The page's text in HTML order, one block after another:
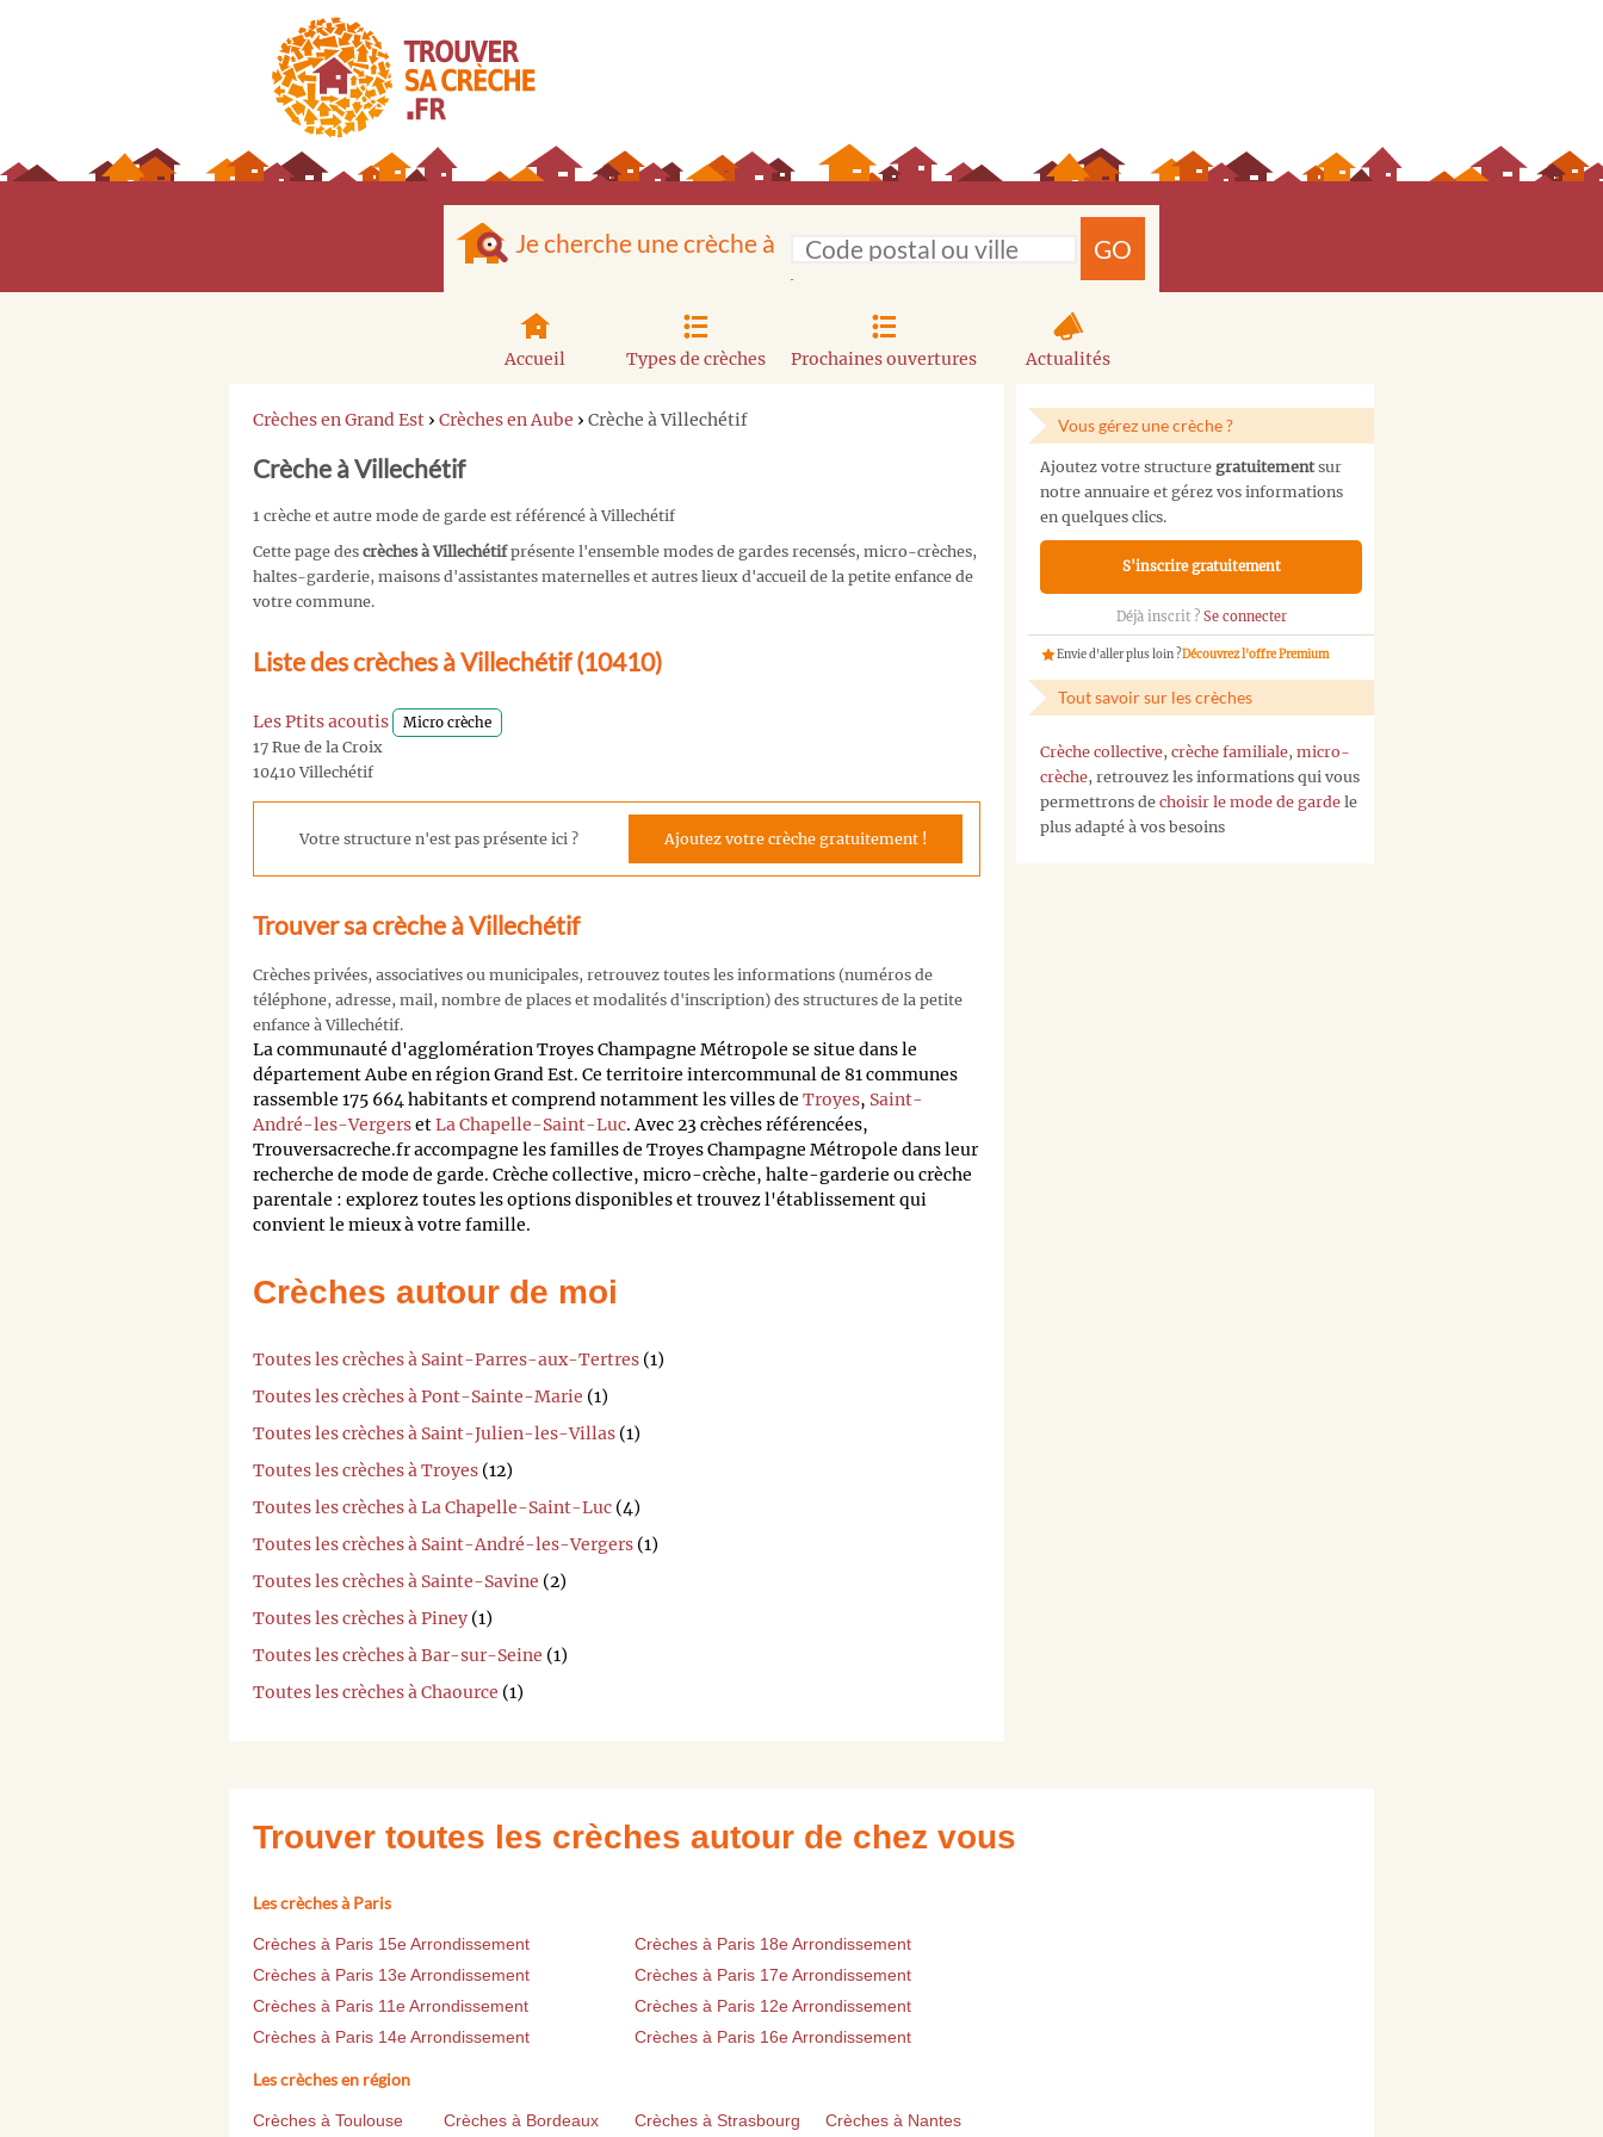
Je cherche une crèche à GO
Accueil Types de crèches Prochaines ouvertures Actualités
Crèches en Grand Est › Crèches en Aube › Crèche à Villechétif
Crèche à Villechétif
1 crèche et autre mode de garde est référencé à Villechétif
Cette page des crèches à Villechétifprésente l'ensemble modes de gardes recensés, micro-crèches,
haltes-garderie, maisons d'assistantes maternelles et autres lieux d'accueil de la petite enfance de
votre commune.
Liste des crèches à Villechétif (10410)
Les Ptits acoutis Micro crèche
17 Rue de la Croix
10410 Villechétif
Votre structure n'est pas présente ici ? Ajoutez votre crèche gratuitement !
Trouver sa crèche à Villechétif
Crèches privées, associatives ou municipales, retrouvez toutes les informations (numéros de
téléphone, adresse, mail, nombre de places et modalités d'inscription) des structures de la petite
enfance à Villechétif.
La communauté d'agglomération Troyes Champagne Métropole se situe dans le
département Aube en région Grand Est. Ce territoire intercommunal de 81 communes
rassemble 175 664 habitants et comprend notamment les villes de Troyes, Saint-
André-les-VergersetLa Chapelle-Saint-Luc. Avec 23 crèches référencées,
Trouversacreche.fr accompagne les familles de Troyes Champagne Métropole dans leur
recherche de mode de garde. Crèche collective, micro-crèche, halte-garderie ou crèche
parentale : explorez toutes les options disponibles et trouvez l'établissement qui
convient le mieux à votre famille.
Crèches autour de moi
Toutes les crèches à Saint-Parres-aux-Tertres (1)
Toutes les crèches à Pont-Sainte-Marie (1)
Toutes les crèches à Saint-Julien-les-Villas (1)
Toutes les crèches à Troyes (12)
Toutes les crèches à La Chapelle-Saint-Luc (4)
Toutes les crèches à Saint-André-les-Vergers (1)
Toutes les crèches à Sainte-Savine (2)
Toutes les crèches à Piney (1)
Toutes les crèches à Bar-sur-Seine (1)
Toutes les crèches à Chaource (1)
Vous gérez une crèche ?
Ajoutez votre structure gratuitementsur
notre annuaire et gérez vos informations
en quelques clics.
S'inscrire gratuitement
Déjà inscrit ? Se connecter
Envie d'aller plus loin ?Découvrez l'offre Premium
Tout savoir sur les crèches
Crèche collective, crèche familiale, micro-
crèche, retrouvez les informations qui vous
permettrons de choisir le mode de garde le
plus adapté à vos besoins
Trouver toutes les crèches autour de chez vous
Les crèches à Paris
Crèches à Paris 15e Arrondissement
Crèches à Paris 18e Arrondissement
Crèches à Paris 13e Arrondissement
Crèches à Paris 17e Arrondissement
Crèches à Paris 11e Arrondissement
Crèches à Paris 12e Arrondissement
Crèches à Paris 14e Arrondissement
Crèches à Paris 16e Arrondissement
Les crèches en région
Crèches à Toulouse Crèches à Bordeaux Crèches à Strasbourg
Crèches à Nantes